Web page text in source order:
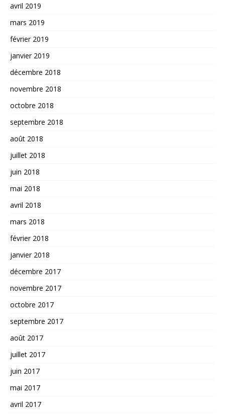
avril 2019
mars 2019
février 2019
janvier 2019
décembre 2018
novembre 2018
octobre 2018
septembre 2018
août 2018
juillet 2018
juin 2018
mai 2018
avril 2018
mars 2018
février 2018
janvier 2018
décembre 2017
novembre 2017
octobre 2017
septembre 2017
août 2017
juillet 2017
juin 2017
mai 2017
avril 2017